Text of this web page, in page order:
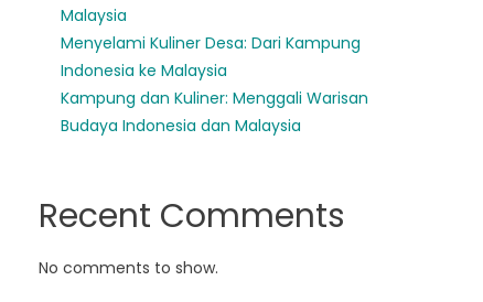
Malaysia
Menyelami Kuliner Desa: Dari Kampung
Indonesia ke Malaysia
Kampung dan Kuliner: Menggali Warisan
Budaya Indonesia dan Malaysia
Recent Comments
No comments to show.